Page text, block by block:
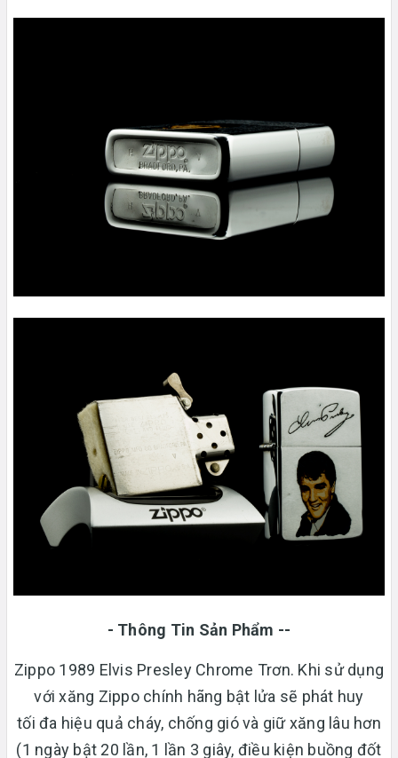
- Thông Tin Sản Phẩm --
Zippo 1989 Elvis Presley Chrome Trơn. Khi sử dụng
với xăng Zippo chính hãng bật lửa sẽ phát huy
tối đa hiệu quả cháy, chống gió và giữ xăng lâu hơn
(1 ngày bật 20 lần, 1 lần 3 giây, điều kiện buồng đốt